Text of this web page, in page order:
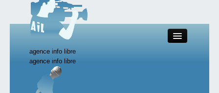
agence info libre
Close
agence info libre